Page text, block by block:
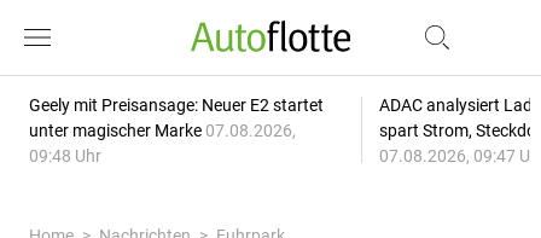
Geely mit Preisansage: Neuer E2 startet
unter magischer Marke 07.08.2026,
09:48 Uhr
ADAC analysiert
spart Strom,
07.08.2026, 09:47